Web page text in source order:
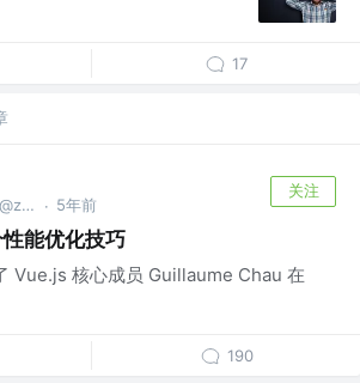
17
前端架构师 @zoom.us · 5年前
关注
能优化技巧
Vue.js 核心成员 Guillaume Chau 在
190